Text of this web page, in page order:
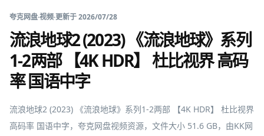
夸克网盘·视频·更新于2026/07/28
流浪地球2 (2023) 《流浪地球》系列
1-2两部 【4K HDR】 杜比视界 高码
率 国语中字
流浪地球2 (2023) 《流浪地球》系列1-2两部 【4K HDR】 杜比视界
高码率 国语中字，夸克网盘视频资源，文件大小 51.6 GB，由KK网